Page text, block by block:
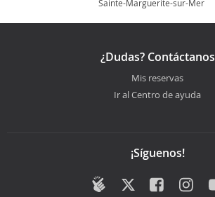
Sainte-Marguerite-sur-Mer
¿Dudas? Contáctanos
Mis reservas
Ir al Centro de ayuda
¡Síguenos!